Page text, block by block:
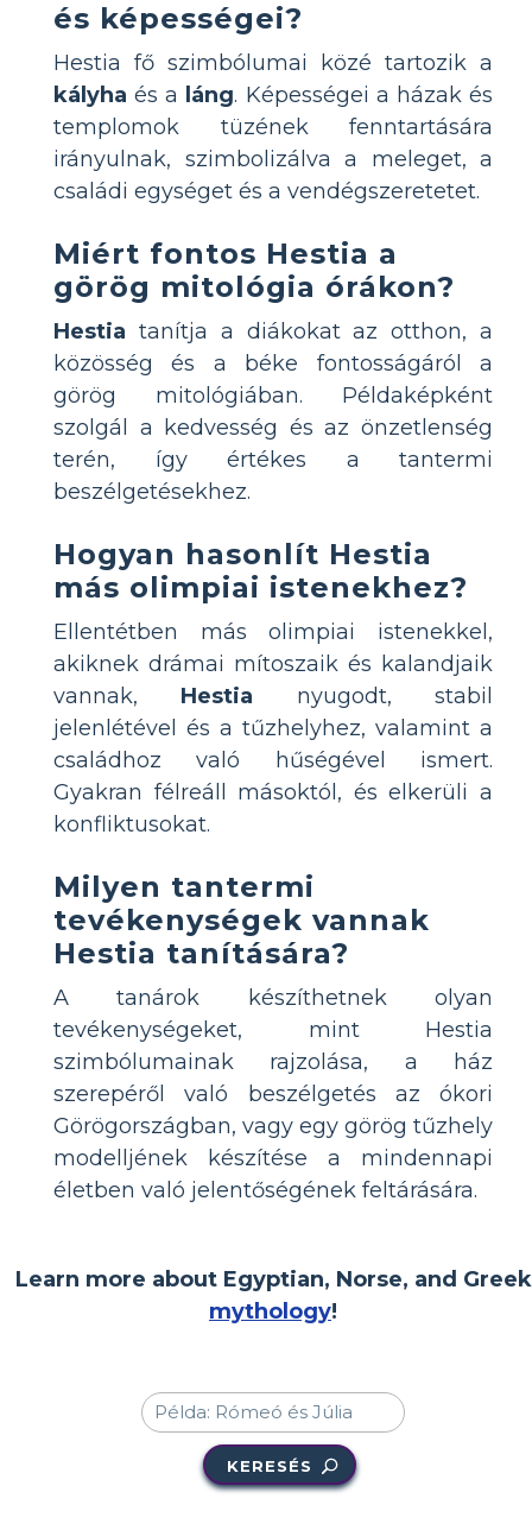
és képességei?
Hestia fő szimbólumai közé tartozik a
kályha és a láng. Képességei a házak és
templomok tüzének fenntartására
irányulnak, szimbolizálva a meleget, a
családi egységet és a vendégszeretetet.
Miért fontos Hestia a
görög mitológia órákon?
Hestia tanítja a diákokat az otthon, a
közösség és a béke fontosságáról a
görög mitológiában. Példaképként
szolgál a kedvesség és az önzetlenség
terén, így értékes a tantermi
beszélgetésekhez.
Hogyan hasonlít Hestia
más olimpiai istenekhez?
Ellentétben más olimpiai istenekkel,
akiknek drámai mítoszaik és kalandjaik
vannak, Hestia nyugodt, stabil
jelenlétével és a tűzhelyhez, valamint a
családhoz való hűségével ismert.
Gyakran félreáll másoktól, és elkerüli a
konfliktusokat.
Milyen tantermi
tevékenységek vannak
Hestia tanítására?
A tanárok készíthetnek olyan
tevékenységeket, mint Hestia
szimbólumainak rajzolása, a ház
szerepéről való beszélgetés az ókori
Görögországban, vagy egy görög tűzhely
modelljének készítése a mindennapi
életben való jelentőségének feltárására.
Learn more about Egyptian, Norse, and Greek
mythology!
KERESÉS